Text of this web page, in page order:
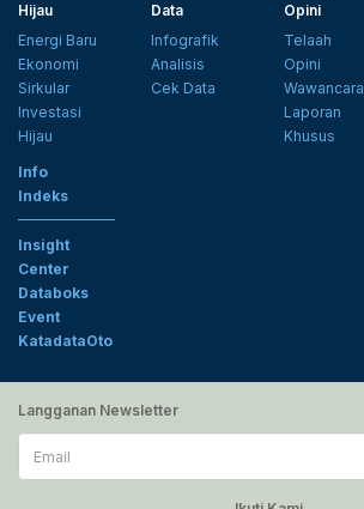
Hijau
Energi Baru
Ekonomi
Sirkular
Investasi
Hijau
Data
Infografik
Analisis
Cek Data
Opini
Telaah
Opini
Wawancara
Laporan
Khusus
Info
Indeks
Insight
Center
Databoks
Event
KatadataOto
Langganan Newsletter
Email